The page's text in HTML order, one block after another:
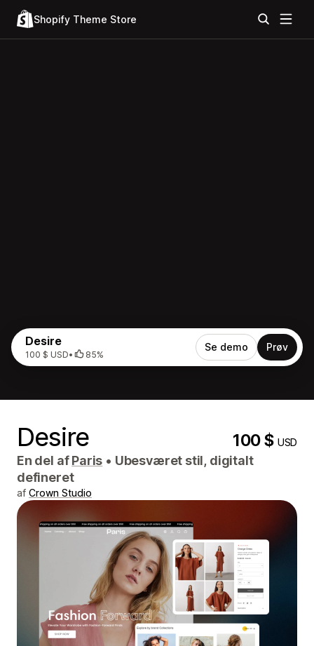
Shopify Theme Store
Desire
100 $ USD• 85%
Se demo Prøv
Desire 100 $USD
En del afParis • Ubesværet stil, digitalt
defineret
af Crown Studio